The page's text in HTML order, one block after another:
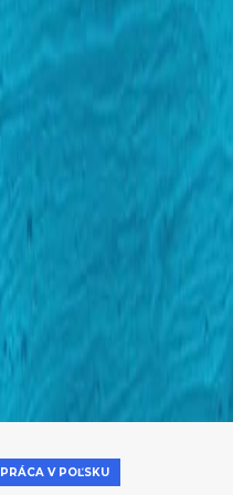
PRÁCA V POĽSKU